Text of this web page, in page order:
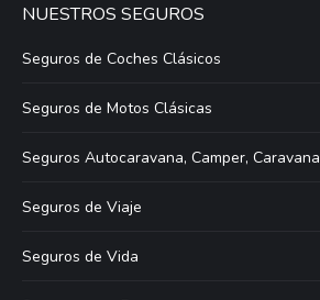
NUESTROS SEGUROS
Seguros de Coches Clásicos
Seguros de Motos Clásicas
Seguros Autocaravana, Camper, Caravana
Seguros de Viaje
Seguros de Vida